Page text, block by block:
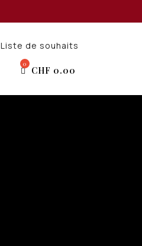
Liste de souhaits
CHF 0.00